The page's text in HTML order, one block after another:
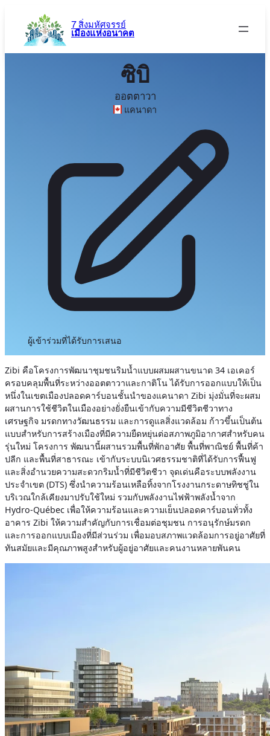
เนื้อหา
7 สิ่งมหัศจรรย์
เมืองแห่งอนาคต
ซิบิ
ออตตาวา
แคนาดา
ผู้เข้าร่วมที่ได้รับการเสนอ
Zibi คือโครงการพัฒนาชุมชนริมน้ำแบบผสมผสานขนาด 34 เอเคอร์
ครอบคลุมพื้นที่ระหว่างออตตาวาและกาติโน ได้รับการออกแบบให้เป็น
หนึ่งในเขตเมืองปลอดคาร์บอนชั้นนำของแคนาดา Zibi มุ่งมั่นที่จะผสม
ผสานการใช้ชีวิตในเมืองอย่างยั่งยืนเข้ากับความมีชีวิตชีวาทาง
เศรษฐกิจ มรดกทางวัฒนธรรม และการดูแลสิ่งแวดล้อม ก้าวขึ้นเป็นต้น
แบบสำหรับการสร้างเมืองที่มีความยืดหยุ่นต่อสภาพภูมิอากาศสำหรับคน
รุ่นใหม่ โครงการ พัฒนานี้ผสานรวมพื้นที่พักอาศัย พื้นที่พาณิชย์ พื้นที่ค้า
ปลีก และพื้นที่สาธารณะ เข้ากับระบบนิเวศธรรมชาติที่ได้รับการฟื้นฟู
และสิ่งอำนวยความสะดวกริมน้ำที่มีชีวิตชีวา จุดเด่นคือระบบพลังงาน
ประจำเขต (DTS) ซึ่งนำความร้อนเหลือทิ้งจากโรงงานกระดาษทิชชู่ใน
บริเวณใกล้เคียงมาปรับใช้ใหม่ รวมกับพลังงานไฟฟ้าพลังน้ำจาก
Hydro-Québec เพื่อให้ความร้อนและความเย็นปลอดคาร์บอนทั่วทั้ง
อาคาร Zibi ให้ความสำคัญกับการเชื่อมต่อชุมชน การอนุรักษ์มรดก
และการออกแบบเมืองที่มีส่วนร่วม เพื่อมอบสภาพแวดล้อมการอยู่อาศัยที่
ทันสมัยและมีคุณภาพสูงสำหรับผู้อยู่อาศัยและคนงานหลายพันคน